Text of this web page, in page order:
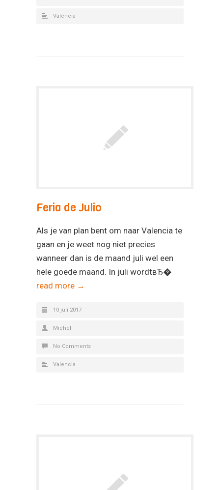
Valencia
Feria de Julio
Als je van plan bent om naar Valencia te
gaan en je weet nog niet precies
wanneer dan is de maand juli wel een
hele goede maand. In juli wordtвЂ�
read more →
10 juli 2017
Michel
No Comments
Valencia